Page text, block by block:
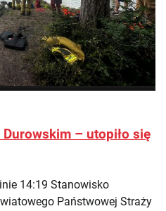
– utopiło się
14:19 Stanowisko
Państwowej Straży